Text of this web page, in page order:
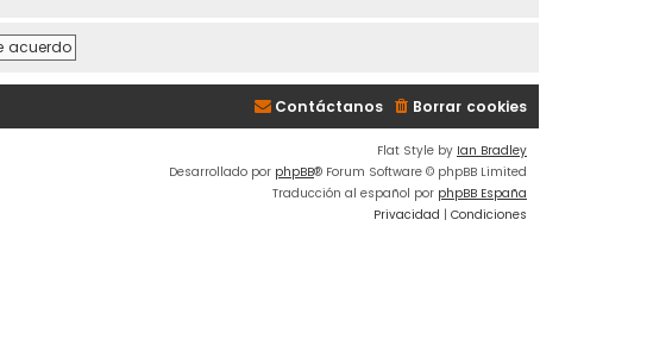
Borrar cookies
Contáctanos
Flat Style by Ian Bradley
Desarrollado por phpBB® Forum Software © phpBB Limited
Traducción al español por phpBB España
Privacidad | Condiciones